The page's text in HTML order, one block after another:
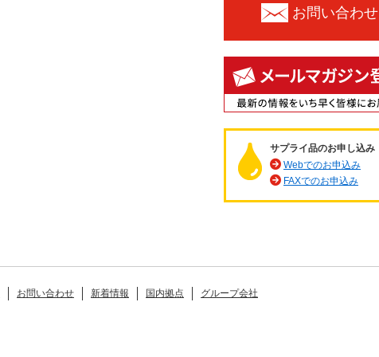
お問い合わせ
サプライ品のお申し込み
Webでのお申込み
FAXでのお申込み
お問い合わせ 新着情報 国内拠点 グループ会社